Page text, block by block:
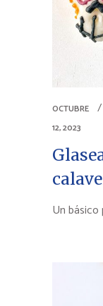
OCTUBRE
12, 2023
Un